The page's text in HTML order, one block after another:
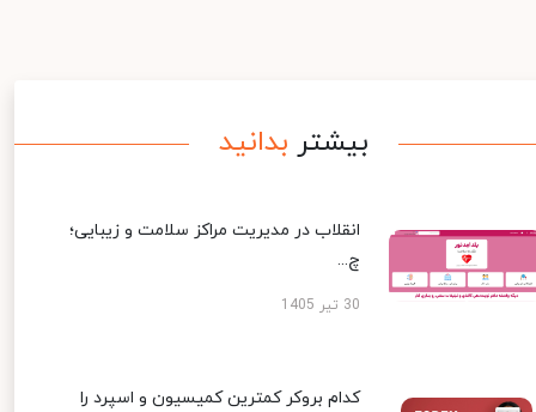
بیشتر بدانید
انقلاب در مدیریت مراکز سلامت و زیبایی؛
چ...
30 تیر 1405
کدام بروکر کمترین کمیسیون و اسپرد را